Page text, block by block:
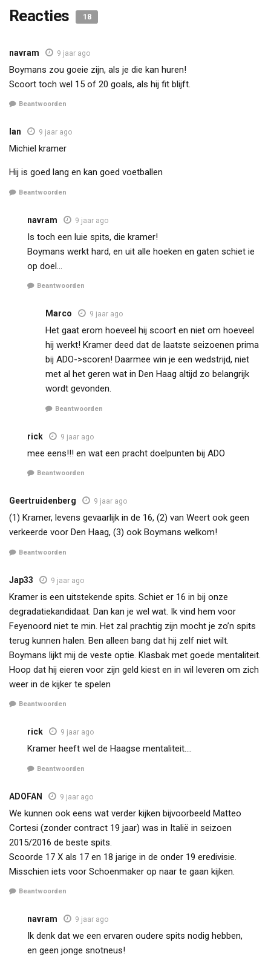
Reacties 18
navram 9 jaar ago
Boymans zou goeie zijn, als je die kan huren!
Scoort toch wel 15 of 20 goals, als hij fit blijft.
Beantwoorden
Ian 9 jaar ago
Michiel kramer
Hij is goed lang en kan goed voetballen
Beantwoorden
navram 9 jaar ago
Is toch een luie spits, die kramer!
Boymans werkt hard, en uit alle hoeken en gaten schiet ie
op doel…
Beantwoorden
Marco 9 jaar ago
Het gaat erom hoeveel hij scoort en niet om hoeveel
hij werkt! Kramer deed dat de laatste seizoenen prima
bij ADO->scoren! Daarmee win je een wedstrijd, niet
met al het geren wat in Den Haag altijd zo belangrijk
wordt gevonden.
Beantwoorden
rick 9 jaar ago
mee eens!!! en wat een pracht doelpunten bij ADO
Beantwoorden
Geertruidenberg 9 jaar ago
(1) Kramer, levens gevaarlijk in de 16, (2) van Weert ook geen
verkeerde voor Den Haag, (3) ook Boymans welkom!
Beantwoorden
Jap33 9 jaar ago
Kramer is een uitstekende spits. Schiet er 16 in bij onze
degradatiekandidaat. Dan kan je wel wat. Ik vind hem voor
Feyenoord niet te min. Het zal prachtig zijn mocht je zo’n spits
terug kunnen halen. Ben alleen bang dat hij zelf niet wilt.
Boymans lijkt mij de veste optie. Klasbak met goede mentaliteit.
Hoop dat hij eieren voor zijn geld kiest en in wil leveren om zich
weer in de kijker te spelen
Beantwoorden
rick 9 jaar ago
Kramer heeft wel de Haagse mentaliteit….
Beantwoorden
ADOFAN 9 jaar ago
We kunnen ook eens wat verder kijken bijvoorbeeld Matteo
Cortesi (zonder contract 19 jaar) was in Italië in seizoen
2015/2016 de beste spits.
Scoorde 17 X als 17 en 18 jarige in de onder 19 eredivisie.
Misschien iets voor Schoenmaker op naar te gaan kijken.
Beantwoorden
navram 9 jaar ago
Ik denk dat we een ervaren oudere spits nodig hebben,
en geen jonge snotneus!